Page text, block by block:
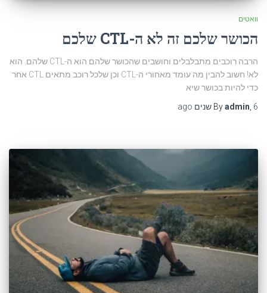
וואטים
הכושר שלכם זה לא ה-CTL שלכם
הרבה רוכבים מתבלבלים וחושבים שהכושר שלהם הוא ה-CTL שלהם. הוא
לא! חשוב להבין מה עומד מאחורי ה-CTL וכן שלכל רוכב מתאים CTL אחר
כדי להיות בכושר שיא
Byadmin 6 שנים